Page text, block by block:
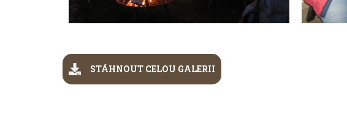
STÁHNOUT CELOU GALERII